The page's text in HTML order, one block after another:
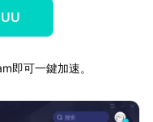
即可一鍵加速。